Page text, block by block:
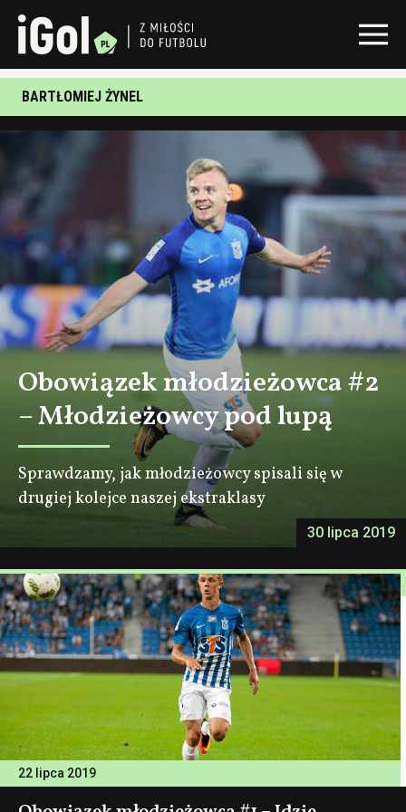
BARTŁOMIEJ ŻYNEL
30 lipca 2019
Obowiązek młodzieżowca #2
– Młodzieżowcy pod lupą
Sprawdzamy, jak młodzieżowcy spisali się w
drugiej kolejce naszej ekstraklasy
22 lipca 2019